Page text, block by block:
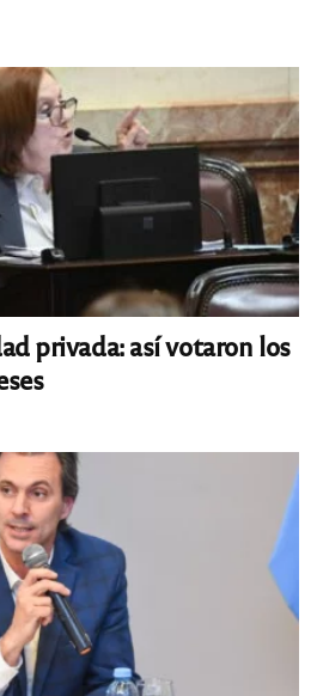
privada: así votaron los